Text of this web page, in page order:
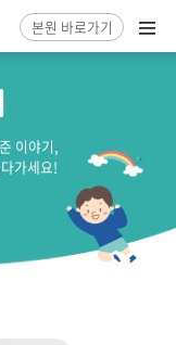
본원 바로가기
열